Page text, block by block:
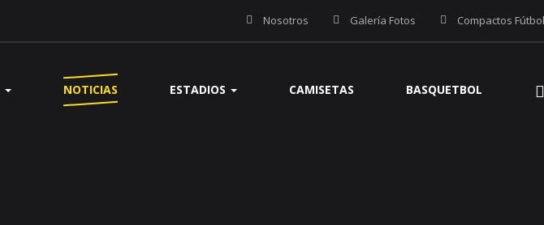
Nosotros Galería Fotos Compactos Fútbol
NOTICIAS ESTADIOS CAMISETAS BASQUETBOL